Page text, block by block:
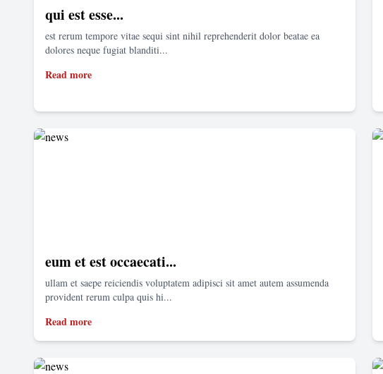
qui est esse...
est rerum tempore vitae sequi sint nihil reprehenderit dolor beatae ea
dolores neque fugiat blanditi...
Read more
eum et est occaecati...
ullam et saepe reiciendis voluptatem adipisci sit amet autem assumenda
provident rerum culpa quis hi...
Read more